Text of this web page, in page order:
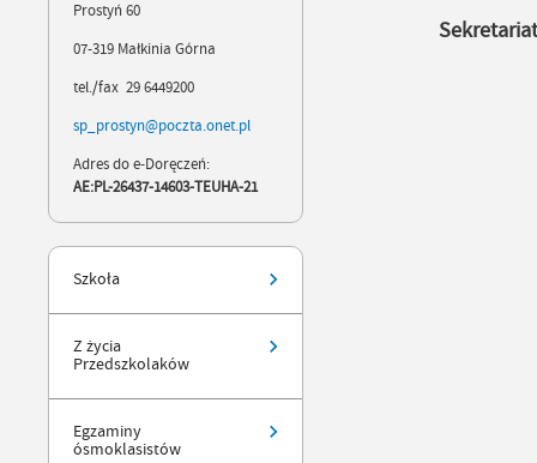
Prostyń 60
07-319 Małkinia Górna
tel./fax 29 6449200
sp_prostyn@poczta.onet.pl
Adres do e-Doręczeń:
AE:PL-26437-14603-TEUHA-21
Szkoła
Z życia
Przedszkolaków
Egzaminy
ósmoklasistów